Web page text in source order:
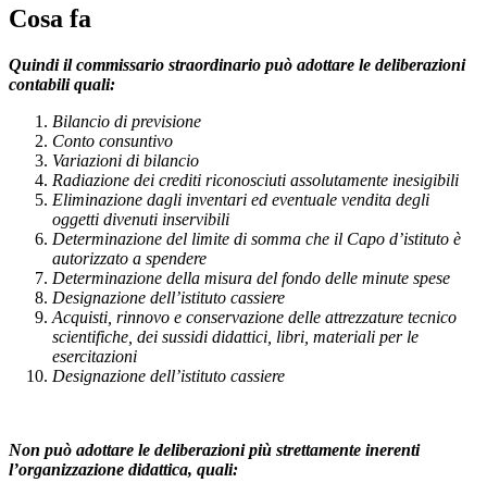
Cosa fa
Quindi il commissario straordinario può adottare le deliberazioni
contabili quali:
Bilancio di previsione
Conto consuntivo
Variazioni di bilancio
Radiazione dei crediti riconosciuti assolutamente inesigibili
Eliminazione dagli inventari ed eventuale vendita degli
oggetti divenuti inservibili
Determinazione del limite di somma che il Capo d’istituto è
autorizzato a spendere
Determinazione della misura del fondo delle minute spese
Designazione dell’istituto cassiere
Acquisti, rinnovo e conservazione delle attrezzature tecnico
scientifiche, dei sussidi didattici, libri, materiali per le
esercitazioni
Designazione dell’istituto cassiere
Non può adottare le deliberazioni più strettamente inerenti
l’organizzazione didattica, quali: